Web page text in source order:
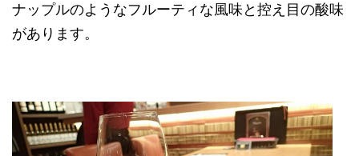
ナップルのようなフルーティな風味と控え目の酸味
があります。